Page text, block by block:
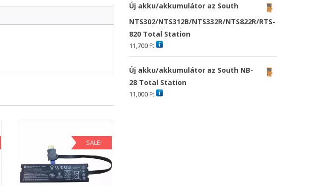
SALE!
Új akku/akkumulátor az South
NTS302/NTS312B/NTS332R/NTS822R/RTS-
820 Total Station
11,700Ft
Új akku/akkumulátor az South NB-
28 Total Station
11,000Ft